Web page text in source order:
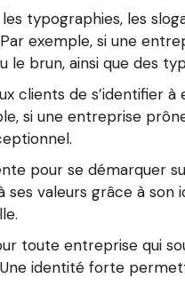
typographies, les
exemple, si une
brun, ainsi que des
de s’identifier à
si une entreprise
pour se démarquer
valeurs grâce à
toute entreprise qui
identité forte